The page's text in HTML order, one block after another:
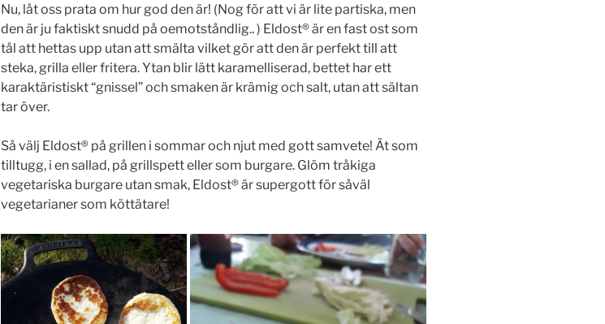
Nu, låt oss prata om hur god den är! (Nog för att vi är lite partiska, men
den är ju faktiskt snudd på oemotståndlig.. ) Eldost®️ är en fast ost som
tål att hettas upp utan att smälta vilket gör att den är perfekt till att
steka, grilla eller fritera. Ytan blir lätt karamelliserad, bettet har ett
karaktäristiskt “gnissel” och smaken är krämig och salt, utan att sältan
tar över.
Så välj Eldost®️ på grillen i sommar och njut med gott samvete! Ät som
tilltugg, i en sallad, på grillspett eller som burgare. Glöm tråkiga
vegetariska burgare utan smak, Eldost®️ är supergott för såväl
vegetarianer som köttätare!